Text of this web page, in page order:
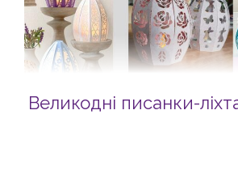
Великодні писанки-